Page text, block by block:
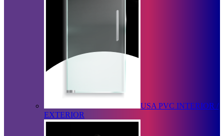
USA PVC INTERIOR /
EXTERIOR